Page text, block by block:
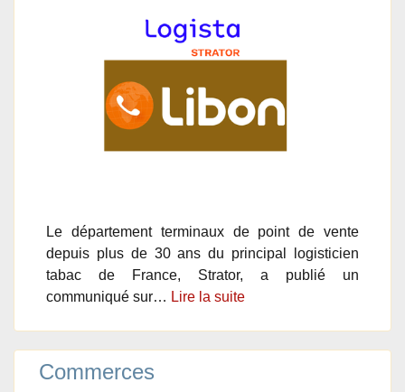
Le département terminaux de point de vente
depuis plus de 30 ans du principal logisticien
tabac de France, Strator, a publié un
communiqué sur… Lire la suite
Commerces